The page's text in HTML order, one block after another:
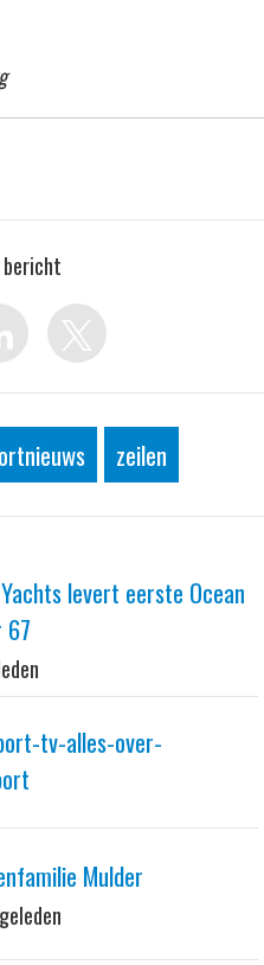
zeilen
levert eerste Ocean
67
tv-alles-over-
Mulder